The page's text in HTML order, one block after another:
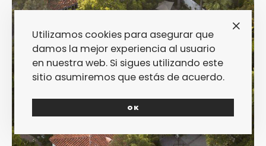
Utilizamos cookies para asegurar que
damos la mejor experiencia al usuario
en nuestra web. Si sigues utilizando este
sitio asumiremos que estás de acuerdo.
OK